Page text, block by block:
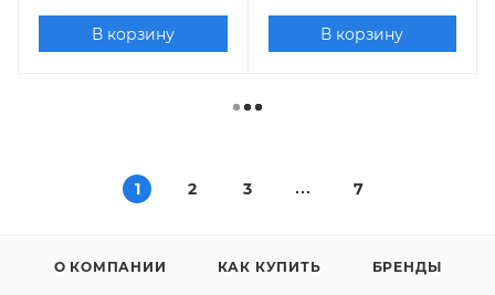
В корзину В корзину
1 2 3 7
О КОМПАНИИ КАК КУПИТЬ БРЕНДЫ